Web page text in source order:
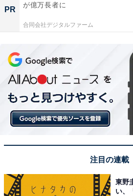
PR
が億万長者に
合同会社デジタルファーム
注目の連載
東野
い、